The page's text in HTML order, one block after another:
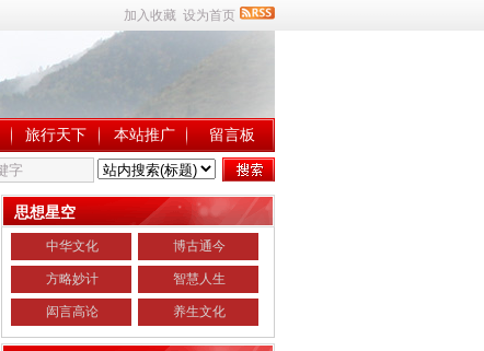
加入收藏 设为首页
旅行天下 本站推广 留言板
思想星空
中华文化 博古通今
方略妙计 智慧人生
闳言高论 养生文化